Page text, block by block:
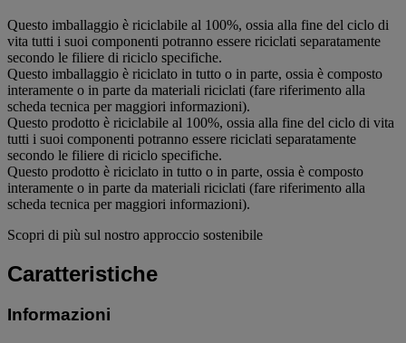
Questo imballaggio è riciclabile al 100%, ossia alla fine del ciclo di
vita tutti i suoi componenti potranno essere riciclati separatamente
secondo le filiere di riciclo specifiche.
Questo imballaggio è riciclato in tutto o in parte, ossia è composto
interamente o in parte da materiali riciclati (fare riferimento alla
scheda tecnica per maggiori informazioni).
Questo prodotto è riciclabile al 100%, ossia alla fine del ciclo di vita
tutti i suoi componenti potranno essere riciclati separatamente
secondo le filiere di riciclo specifiche.
Questo prodotto è riciclato in tutto o in parte, ossia è composto
interamente o in parte da materiali riciclati (fare riferimento alla
scheda tecnica per maggiori informazioni).
Scopri di più sul nostro approccio sostenibile
Caratteristiche
Informazioni